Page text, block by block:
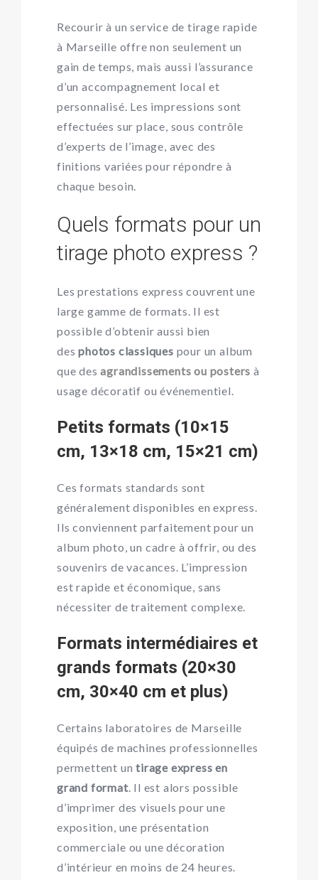
Recourir à un service de tirage rapide
à Marseille offre non seulement un
gain de temps, mais aussi l’assurance
d’un accompagnement local et
personnalisé. Les impressions sont
effectuées sur place, sous contrôle
d’experts de l’image, avec des
finitions variées pour répondre à
chaque besoin.
Quels formats pour un
tirage photo express ?
Les prestations express couvrent une
large gamme de formats. Il est
possible d’obtenir aussi bien
desphotos classiques pour un album
que desagrandissements ou posters à
usage décoratif ou événementiel.
Petits formats (10×15
cm, 13×18 cm, 15×21 cm)
Ces formats standards sont
généralement disponibles en express.
Ils conviennent parfaitement pour un
album photo, un cadre à offrir, ou des
souvenirs de vacances. L’impression
est rapide et économique, sans
nécessiter de traitement complexe.
Formats intermédiaires et
grands formats (20×30
cm, 30×40 cm et plus)
Certains laboratoires de Marseille
équipés de machines professionnelles
permettent untirage express en
grand format. Il est alors possible
d’imprimer des visuels pour une
exposition, une présentation
commerciale ou une décoration
d’intérieur en moins de 24 heures.